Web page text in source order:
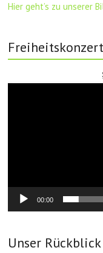
Hier geht’s zu unserer
Player
00:00
Unser